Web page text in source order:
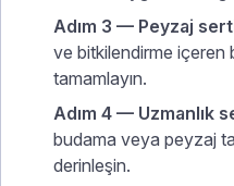
Adım 3 — Peyzaj
ve bitkilendirme içeren
tamamlayın.
Adım 4 — Uzmanlık
budama veya peyzaj
derinleşin.